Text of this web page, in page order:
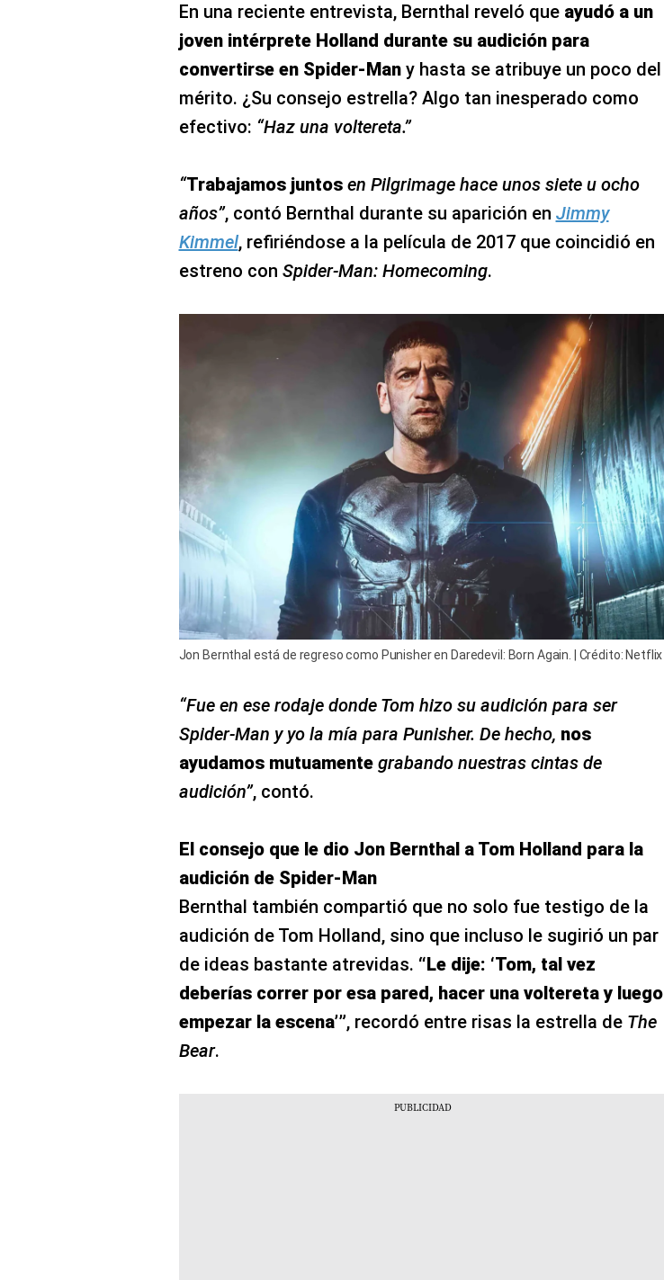
En una reciente entrevista, Bernthal reveló que ayudó a un
joven intérprete Holland durante su audición para
convertirse en Spider-Man y hasta se atribuye un poco del
mérito. ¿Su consejo estrella? Algo tan inesperado como
efectivo: “Haz una voltereta.”
“Trabajamos juntosen Pilgrimage hace unos siete u ocho
años”, contó Bernthal durante su aparición en Jimmy
Kimmel, refiriéndose a la película de 2017 que coincidió en
estreno con Spider-Man: Homecoming.
Jon Bernthal está de regreso como Punisher en Daredevil: Born Again. | Crédito: Netflix
“Fue en ese rodaje donde Tom hizo su audición para ser
Spider-Man y yo la mía para Punisher. De hecho, nos
ayudamos mutuamentegrabando nuestras cintas de
audición”, contó.
El consejo que le dio Jon Bernthal a Tom Holland para la
audición de Spider-Man
Bernthal también compartió que no solo fue testigo de la
audición de Tom Holland, sino que incluso le sugirió un par
de ideas bastante atrevidas. “Le dije: ‘Tom, tal vez
deberías correr por esa pared, hacer una voltereta y luego
empezar la escena’”, recordó entre risas la estrella de The
Bear.